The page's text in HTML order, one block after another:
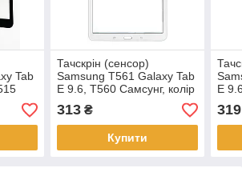
Tab
Тачскрін (сенсор)
Samsung T561 Galaxy Tab
E 9.6, T560 Самсунг, колір
білий
313₴
Купити
E
319